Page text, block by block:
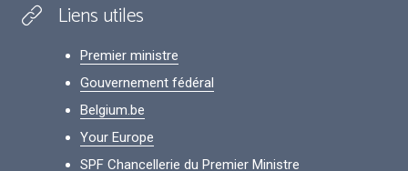
Liens utiles
Premier ministre
Gouvernement fédéral
Belgium.be
Your Europe
SPF Chancellerie du Premier Ministre